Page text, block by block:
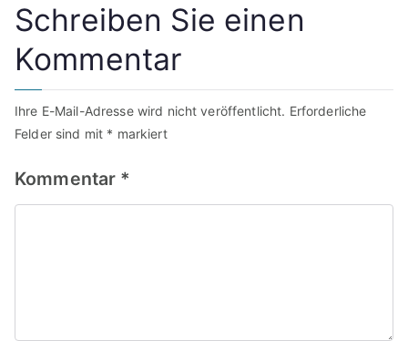
Schreiben Sie einen
Kommentar
Ihre E-Mail-Adresse wird nicht veröffentlicht. Erforderliche
Felder sind mit * markiert
Kommentar *